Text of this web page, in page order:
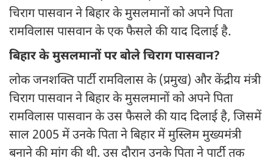
चिराग पासवान ने बिहार के मुसलमानों को अपने पिता
रामविलास पासवान के एक फैसले की याद दिलाई है.
बिहार के मुसलमानों पर बोले चिराग पासवान?
लोक जनशक्ति पार्टी रामविलास के (प्रमुख) और केंद्रीय मंत्री
चिराग पासवान ने बिहार के मुसलमानों को अपने पिता
रामविलास पासवान के उस फैसले की याद दिलाई है, जिसमें
साल 2005 में उनके पिता ने बिहार में मुस्लिम मुख्यमंत्री
बनाने की मांग की थी. उस दौरान उनके पिता ने पार्टी तक